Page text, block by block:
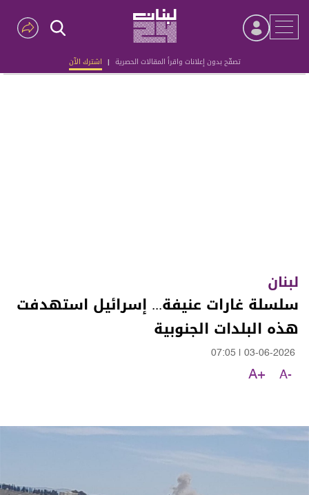
تصفّح بدون إعلانات واقرأ المقالات الحصرية | اشترك الآن
Advertisement
لبنان
سلسلة غارات عنيفة... إسرائيل استهدفت
هذه البلدات الجنوبية
03-06-2026
07:05
A-
A+